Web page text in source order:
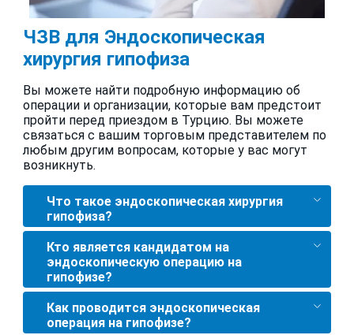
ЧЗВ для Эндоскопическая
хирургия гипофиза
Вы можете найти подробную информацию об
операции и организации, которые вам предстоит
пройти перед приездом в Турцию. Вы можете
связаться с вашим торговым представителем по
любым другим вопросам, которые у вас могут
возникнуть.
Что такое эндоскопическая хирургия
гипофиза?
Кто является кандидатом на
эндоскопическую операцию на
гипофизе?
Как проводится эндоскопическая
операция на гипофизе?